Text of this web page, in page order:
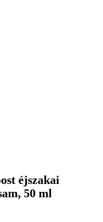
éjszakai
50 ml